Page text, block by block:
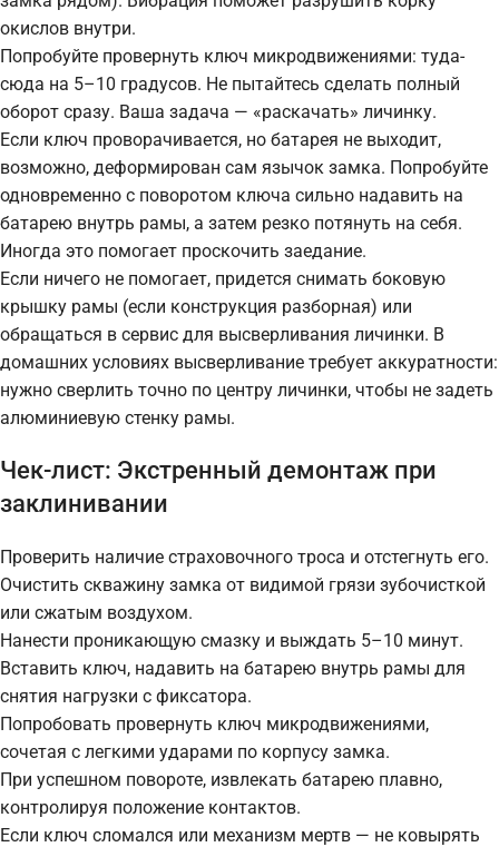
окислов внутри.
Попробуйте провернуть ключ микродвижениями: туда-
сюда на 5–10 градусов. Не пытайтесь сделать полный
оборот сразу. Ваша задача — «раскачать» личинку.
Если ключ проворачивается, но батарея не выходит,
возможно, деформирован сам язычок замка. Попробуйте
одновременно с поворотом ключа сильно надавить на
батарею внутрь рамы, а затем резко потянуть на себя.
Иногда это помогает проскочить заедание.
Если ничего не помогает, придется снимать боковую
крышку рамы (если конструкция разборная) или
обращаться в сервис для высверливания личинки. В
домашних условиях высверливание требует аккуратности:
нужно сверлить точно по центру личинки, чтобы не задеть
алюминиевую стенку рамы.
Чек-лист: Экстренный демонтаж при
заклинивании
Проверить наличие страховочного троса и отстегнуть его.
Очистить скважину замка от видимой грязи зубочисткой
или сжатым воздухом.
Нанести проникающую смазку и выждать 5–10 минут.
Вставить ключ, надавить на батарею внутрь рамы для
снятия нагрузки с фиксатора.
Попробовать провернуть ключ микродвижениями,
сочетая с легкими ударами по корпусу замка.
При успешном повороте, извлекать батарею плавно,
контролируя положение контактов.
Если ключ сломался или механизм мертв — не ковырять